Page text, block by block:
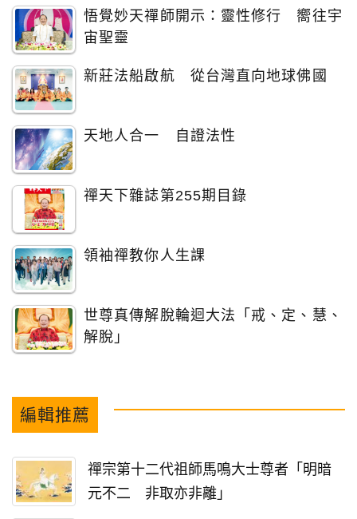
悟覺妙天禪師開示：靈性修行 嚮往宇
宙聖靈
新莊法船啟航 從台灣直向地球佛國
天地人合一 自證法性
禪天下雜誌第255期目錄
領袖禪教你人生課
世尊真傳解脫輪迴大法「戒、定、慧、
解脫」
編輯推薦
禪宗第十二代祖師馬鳴大士尊者「明暗
元不二 非取亦非離」